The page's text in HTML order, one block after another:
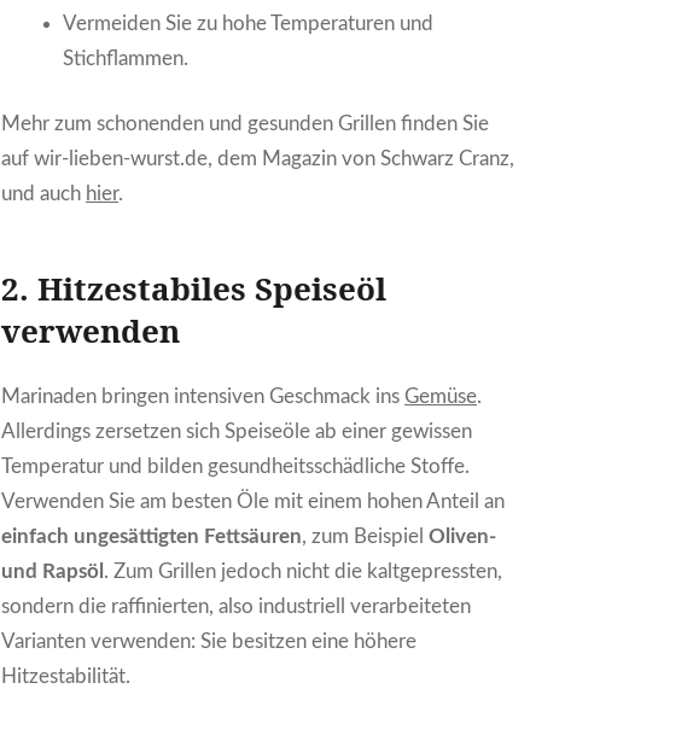
Vermeiden Sie zu hohe Temperaturen und
Stichflammen.
Mehr zum schonenden und gesunden Grillen finden Sie
auf wir-lieben-wurst.de, dem Magazin von Schwarz Cranz,
und auch hier.
2. Hitzestabiles Speiseöl
verwenden
Marinaden bringen intensiven Geschmack insGemüse.
Allerdings zersetzen sich Speiseöle ab einer gewissen
Temperatur und bilden gesundheitsschädliche Stoffe.
Verwenden Sie am besten Öle mit einem hohen Anteil an
einfach ungesättigten Fettsäuren, zum BeispielOliven-
und Rapsöl . Zum Grillen jedoch nicht die kaltgepressten,
sondern die raffinierten, also industriell verarbeiteten
Varianten verwenden: Sie besitzen eine höhere
Hitzestabilität.